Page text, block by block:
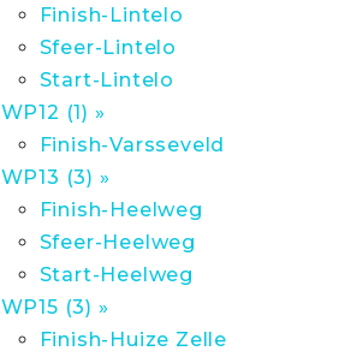
Finish-Lintelo
Sfeer-Lintelo
Start-Lintelo
WP12 (1) »
Finish-Varsseveld
WP13 (3) »
Finish-Heelweg
Sfeer-Heelweg
Start-Heelweg
WP15 (3) »
Finish-Huize Zelle